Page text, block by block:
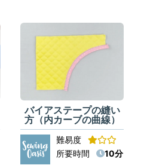
バイアステープの縫い
方（内カーブの曲線）
難易度
所要時間
10分